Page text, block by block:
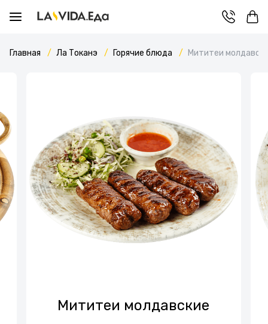
Главная Ла Токанэ Горячие блюда Мититеи
Мититеи молдавские